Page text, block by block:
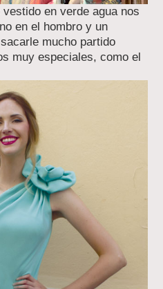
en verde agua nos
en el hombro y un
mucho partido
muy especiales, como el